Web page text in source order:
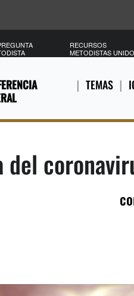
TEMAS
RECURSOS
METODISTAS
del